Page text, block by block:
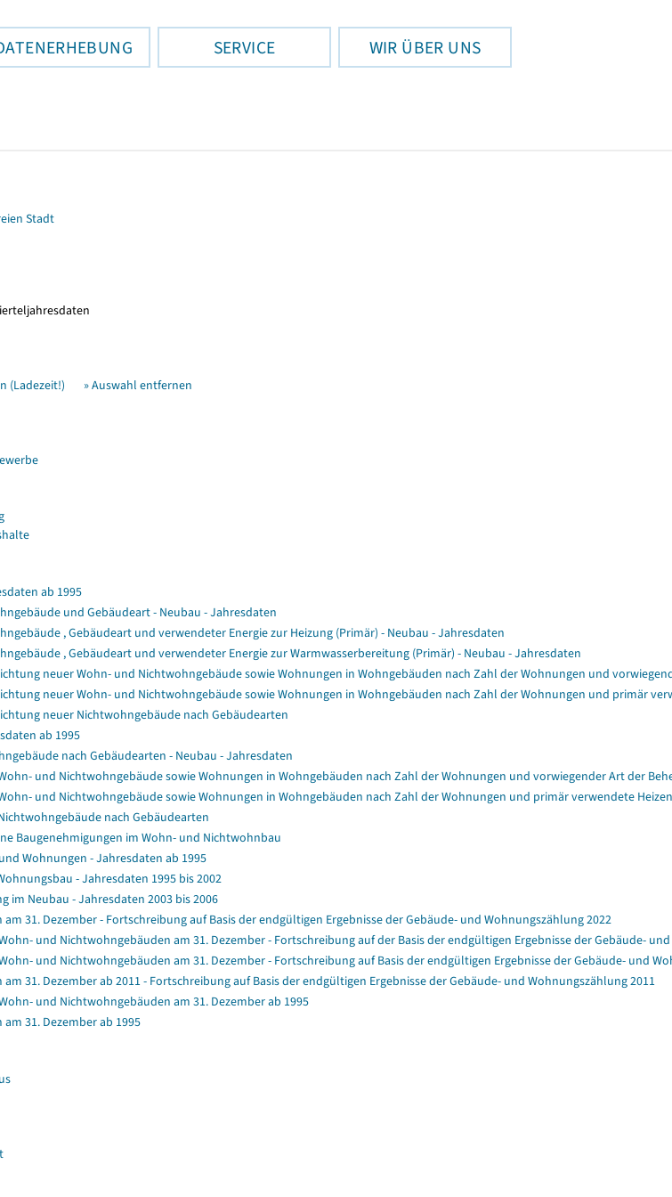
SERVICE WIR ÜBER UNS
Stadt
(Ladezeit!) » Auswahl entfernen
ab 1995
und Gebäudeart - Neubau - Jahresdaten
, Gebäudeart und verwendeter Energie zur Heizung (Primär) - Neubau - Jahresdaten
, Gebäudeart und verwendeter Energie zur Warmwasserbereitung (Primär) - Neubau - Jahresdaten
neuer Wohn- und Nichtwohngebäude sowie Wohnungen in Wohngebäuden nach Zahl der Wohnungen und
neuer Wohn- und Nichtwohngebäude sowie Wohnungen in Wohngebäuden nach Zahl der Wohnungen und primär
neuer Nichtwohngebäude nach Gebäudearten
ab 1995
nach Gebäudearten - Neubau - Jahresdaten
und Nichtwohngebäude sowie Wohnungen in Wohngebäuden nach Zahl der Wohnungen und vorwiegender Art der
und Nichtwohngebäude sowie Wohnungen in Wohngebäuden nach Zahl der Wohnungen und primär verwendete
nach Gebäudearten
Baugenehmigungen im Wohn- und Nichtwohnbau
Wohnungen - Jahresdaten ab 1995
- Jahresdaten 1995 bis 2002
im Neubau - Jahresdaten 2003 bis 2006
31. Dezember - Fortschreibung auf Basis der endgültigen Ergebnisse der Gebäude- und Wohnungszählung 2022
und Nichtwohngebäuden am 31. Dezember - Fortschreibung auf der Basis der endgültigen Ergebnisse der Gebäude-
und Nichtwohngebäuden am 31. Dezember - Fortschreibung auf Basis der endgültigen Ergebnisse der Gebäude- und
31. Dezember ab 2011 - Fortschreibung auf Basis der endgültigen Ergebnisse der Gebäude- und Wohnungszählung 2011
und Nichtwohngebäuden am 31. Dezember ab 1995
31. Dezember ab 1995